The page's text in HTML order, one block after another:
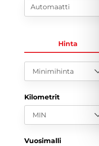
Automaatti
Hinta
Minimihinta
Kilometrit
MIN
Vuosimalli